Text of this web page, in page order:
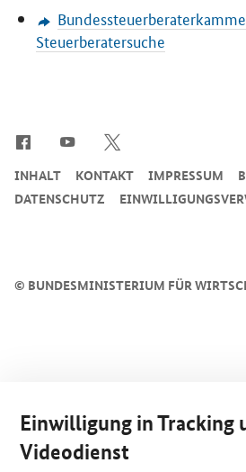
Steuerberatersuche
© BUNDESMINISTERIUM FÜR
INHALT KONTAKT IMPRESSUM
DATENSCHUTZ
Einwilligung in Tracking
Videodienst